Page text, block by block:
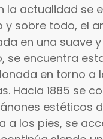
la actualidad se
y sobre todo, el
en una suave
se encuentra
en torno a
Hacia 1885 se
estéticos
a los pies, se